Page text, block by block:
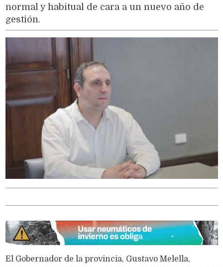
normal y habitual de cara a un nuevo año de
gestión.
El Gobernador de la provincia, Gustavo Melella,